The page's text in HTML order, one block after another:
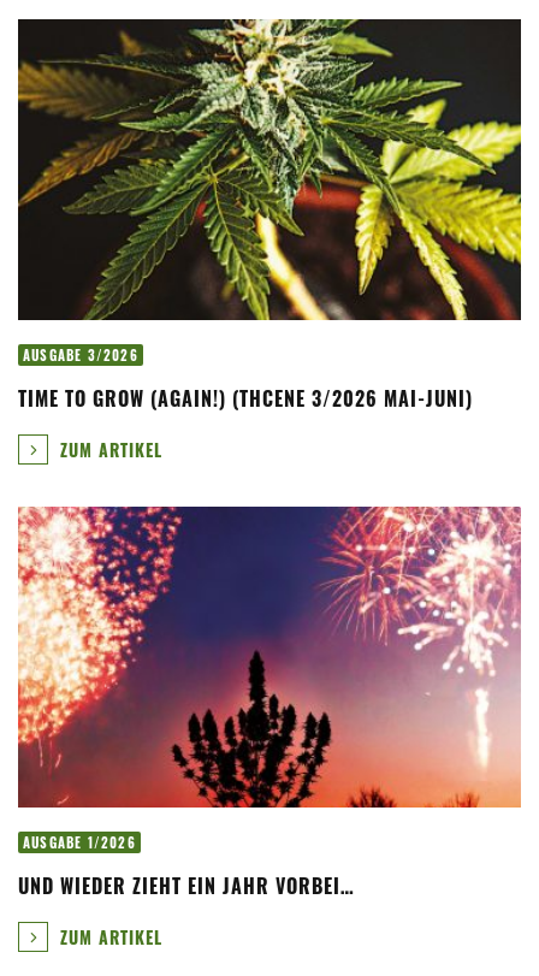
AUSGABE 3/2026
TIME TO GROW (AGAIN!) (THCENE 3/2026 MAI-JUNI)
ZUM ARTIKEL
AUSGABE 1/2026
UND WIEDER ZIEHT EIN JAHR VORBEI…
ZUM ARTIKEL